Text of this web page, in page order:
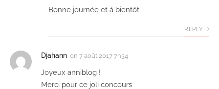
Bonne journée et à bientôt.
REPLY
Djahann on 7 août 2017 7h34
Joyeux anniblog !
Merci pour ce joli concours